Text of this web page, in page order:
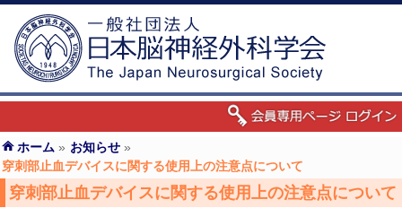
ホーム » お知らせ »
穿刺部止血デバイスに関する使用上の注意点について
穿刺部止血デバイスに関する使用上の注意点について